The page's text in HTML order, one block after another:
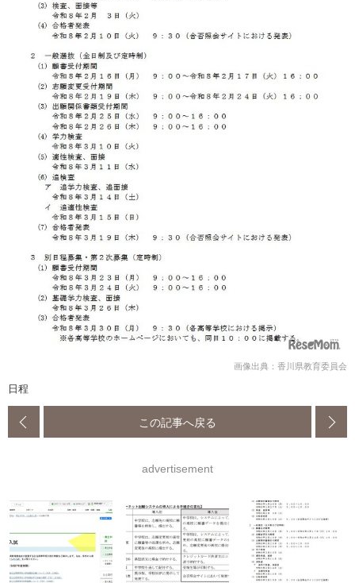
画像出典：香川県教育委員会
日程
この記事へ戻る
advertisement